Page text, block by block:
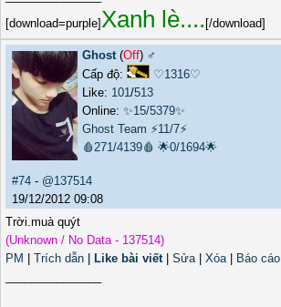
[download=purple]Xanh lè.... [/download]
Ghost(Off) ♂️
Cấp độ:
♡1316♡
Like: 101/513
Online: ✨15/5379✨
Ghost Team ⚡11/7⚡
🩸271/4139🩸 🌟0/1694🌟
#74 - @137514
19/12/2012 09:08
Trời.muà quýt
(Unknown / No Data - 137514)
PM
Trích dẫn Like bài viết| Sửa| Xóa| Báo cáo